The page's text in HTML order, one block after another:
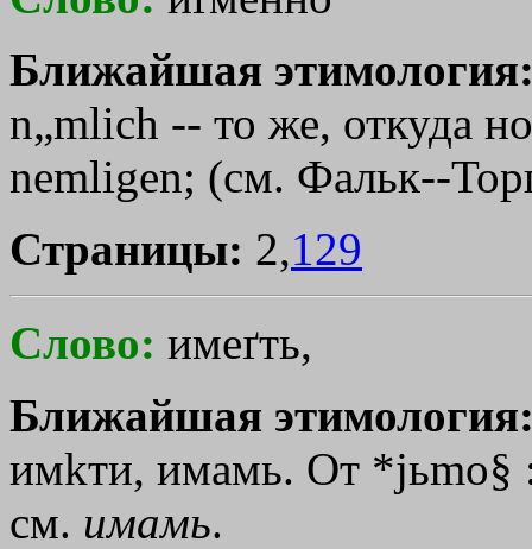
Ближайшая
n„mlich -- то же, откуда
nemligen; (см. Фальк--
Страницы: 2,129
Слово: имеґть,
Ближайшая
имkти, имамь. От
см. имамь.